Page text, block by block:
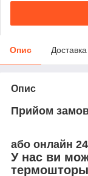
Опис Доставка
Опис
Прийом
або онлайн
У нас ви
термошторы,